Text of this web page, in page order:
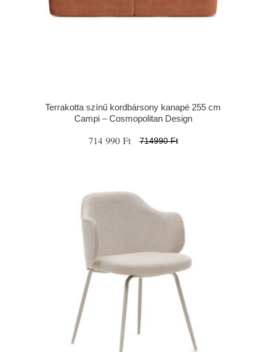
Terrakotta színű kordbársony kanapé 255 cm
Campi – Cosmopolitan Design
714 990 Ft 714990 Ft